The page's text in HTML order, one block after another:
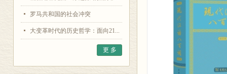
罗马共和国的社会冲突
大变革时代的历史哲学：面向21...
更 多